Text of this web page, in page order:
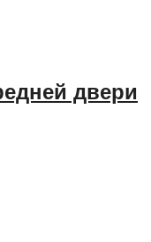
двери